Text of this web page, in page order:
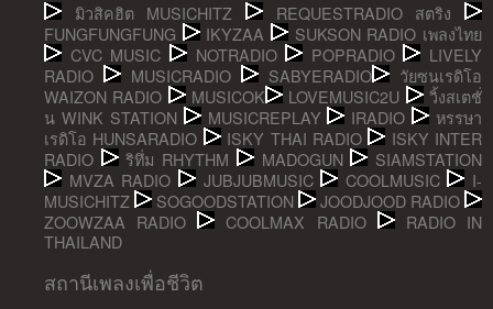
มิวสิคฮิต MUSICHITZ
REQUESTRADIO สตริง
FUNGFUNGFUNG
IKYZAA
SUKSON RADIO เพลงไทย
CVC MUSIC
NOTRADIO POPRADIO
LIVELY
RADIO
MUSICRADIO SABYERADIO
วัยซนเรดิโอ
WAIZON RADIO
MUSICOK LOVEMUSIC2U
วิ้งสเตชั่
น WINK STATION
MUSICREPLAY IRADIO
หรรษา
เรดิโอ HUNSARADIO
ISKY THAI RADIO
ISKY INTER
RADIO
ริทึ่ม RHYTHM MADOGUN
SIAMSTATION
MVZA RADIO
JUBJUBMUSIC COOLMUSIC
I-
MUSICHITZ
SOGOODSTATION
JOODJOOD RADIO
ZOOWZAA RADIO
COOLMAX RADIO
RADIO IN
THAILAND
สถานีเพลงเพื่อชีวิต